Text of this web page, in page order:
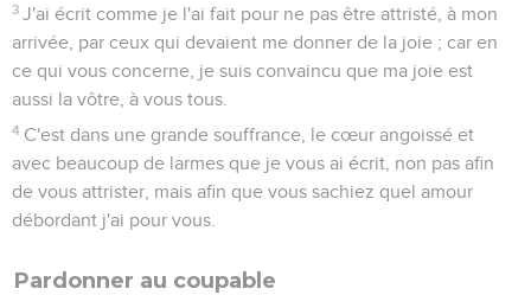
3 J'ai écrit comme je l'ai fait pour ne pas être attristé, à mon
arrivée, par ceux qui devaient me donner de la joie ; car en
ce qui vous concerne, je suis convaincu que ma joie est
aussi la vôtre, à vous tous.
4 C'est dans une grande souffrance, le cœur angoissé et
avec beaucoup de larmes que je vous ai écrit, non pas afin
de vous attrister, mais afin que vous sachiez quel amour
débordant j'ai pour vous.
Pardonner au coupable